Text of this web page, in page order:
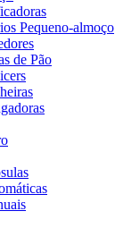
Pequeno-almoço
de Pão